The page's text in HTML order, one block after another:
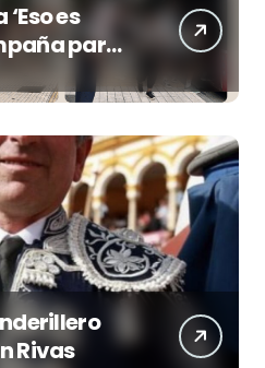
es
para
del
ruedo
Rivas